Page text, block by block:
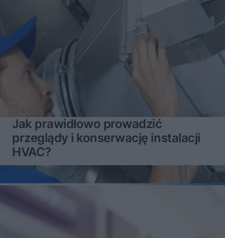
Jak prawidłowo prowadzić
przeglądy i konserwację instalacji
HVAC?